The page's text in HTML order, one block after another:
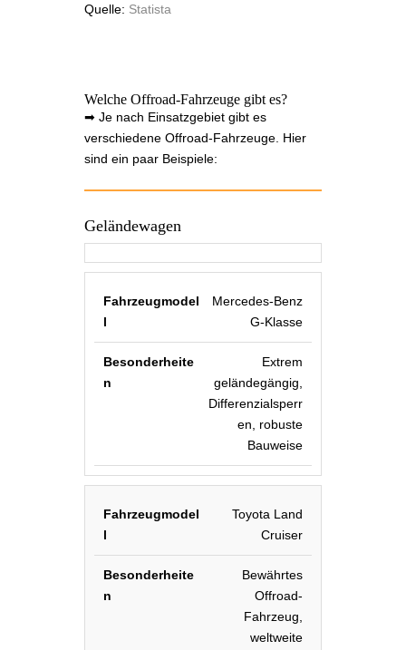
Quelle: Statista
Welche Offroad-Fahrzeuge gibt es?
➡ Je nach Einsatzgebiet gibt es
verschiedene Offroad-Fahrzeuge. Hier
sind ein paar Beispiele:
Geländewagen
Mercedes-Benz
G-Klasse
Extrem
geländegängig,
Differenzialsperr
en, robuste
Bauweise
Toyota Land
Cruiser
Bewährtes
Offroad-
Fahrzeug,
weltweite